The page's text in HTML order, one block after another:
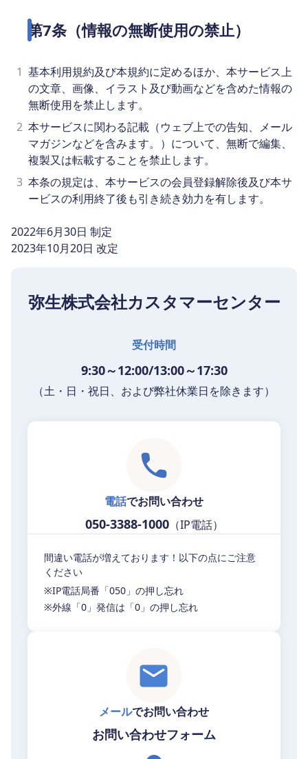
第7条（情報の無断使用の禁止）
1 基本利用規約及び本規約に定めるほか、本サービス上
の文章、画像、イラスト及び動画などを含めた情報の
無断使用を禁止します。
2 本サービスに関わる記載（ウェブ上での告知、メール
マガジンなどを含みます。）について、無断で編集、
複製又は転載することを禁止します。
3 本条の規定は、本サービスの会員登録解除後及び本サ
ービスの利用終了後も引き続き効力を有します。
2022年6月30日 制定
2023年10月20日 改定
弥生株式会社カスタマーセンター
受付時間
9:30～12:00/13:00～17:30
（土・日・祝日、および弊社休業日を除きます）
電話でお問い合わせ
050-3388-1000（IP電話）
間違い電話が増えております！以下の点にご注意
ください
※IP電話局番「050」の押し忘れ
※外線「0」発信は「0」の押し忘れ
メールでお問い合わせ
お問い合わせフォーム